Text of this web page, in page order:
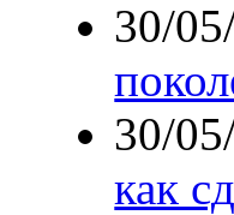
30/
30/
как